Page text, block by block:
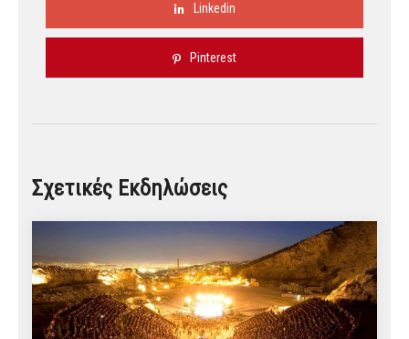
Linkedin
Pinterest
Σχετικές Εκδηλώσεις